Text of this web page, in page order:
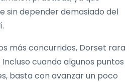
sin depender demasiado del
más concurridos, Dorset rara
cuando algunos puntos
basta con avanzar un poco